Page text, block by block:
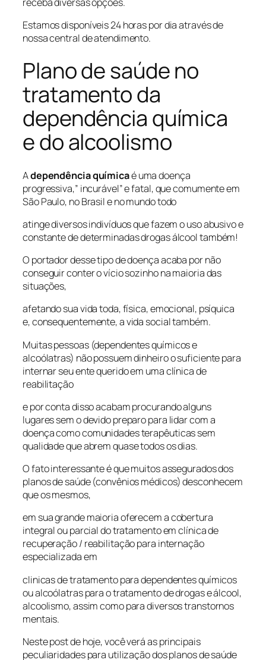
Estamos disponíveis 24 horas por dia através de
nossa central de atendimento.
Plano de saúde no
tratamento da
dependência química
e do alcoolismo
Adependência químicaé uma doença
progressiva,” incurável” e fatal, que comumente em
São Paulo, no Brasil e no mundo todo
atinge diversos indivíduos que fazem o uso abusivo e
constante de determinadas drogas álcool também!
O portador desse tipo de doença acaba por não
conseguir conter o vício sozinho na maioria das
situações,
afetando sua vida toda, física, emocional, psíquica
e, consequentemente, a vida social também.
Muitas pessoas (dependentes químicos e
alcoólatras) não possuem dinheiro o suficiente para
internar seu ente querido em uma clínica de
reabilitação
e por conta disso acabam procurando alguns
lugares sem o devido preparo para lidar com a
doença como comunidades terapêuticas sem
qualidade que abrem quase todos os dias.
O fato interessante é que muitos assegurados dos
planos de saúde (convênios médicos) desconhecem
que os mesmos,
em sua grande maioria oferecem a cobertura
integral ou parcial do tratamento em clínica de
recuperação / reabilitação para internação
especializada em
clinicas de tratamento para dependentes químicos
ou alcoólatras para o tratamento de drogas e álcool,
alcoolismo, assim como para diversos transtornos
mentais.
Neste post de hoje, você verá as principais
peculiaridades para utilização dos planos de saúde